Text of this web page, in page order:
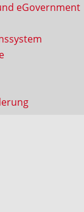
eGovernment